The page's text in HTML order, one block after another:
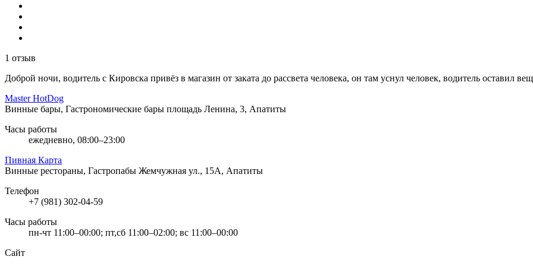
1 отзыв
Доброй ночи, водитель с Кировска привёз в магазин от заката до рассвета человека, он там уснул человек, водитель оставил
Master HotDog
Винные бары, Гастрономические бары площадь Ленина, 3, Апатиты
Часы работы
ежедневно, 08:00–23:00
Пивная Карта
Винные рестораны, Гастропабы Жемчужная ул., 15А, Апатиты
Телефон
+7 (981) 302-04-59
Часы работы
пн-чт 11:00–00:00; пт,сб 11:00–02:00; вс 11:00–00:00
Сайт